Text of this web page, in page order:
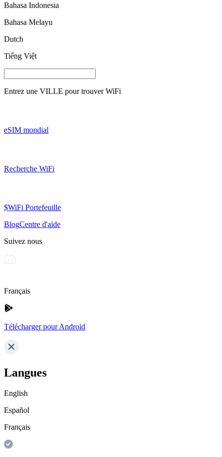
Bahasa Indonesia
Bahasa Melayu
Dutch
Tiếng Việt
Entrez une VILLE pour trouver WiFi
eSIM mondial
Recherche WiFi
$WiFi Portefeuille
BlogCentre d'aide
Suivez nous
Français
Télécharger pour Android
Langues
English
Español
Français